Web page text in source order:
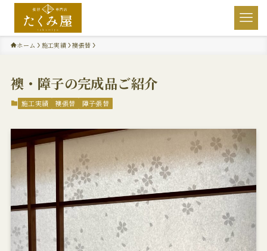
ホーム 施工実績 襖張替
襖・障子の完成品ご紹介
施工実績 襖張替 障子張替